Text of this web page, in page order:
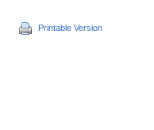
Printable Version